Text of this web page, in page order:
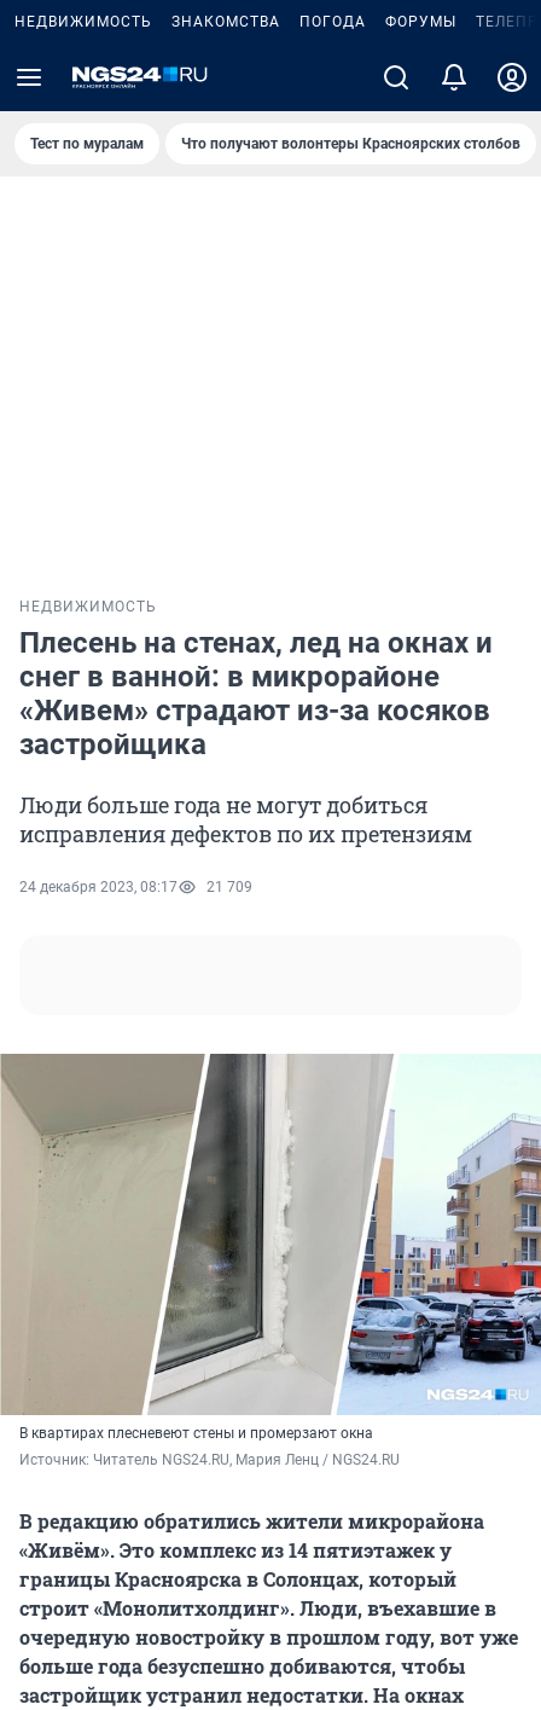
НЕДВИЖИМОСТЬ ЗНАКОМСТВА ПОГОДА ФОРУМЫ
Тест по мурaлaм Что получают волонтеры Красноярских столбов
НЕДВИЖИМОСТЬ
Плесень на стенах, лед на окнах и
снег в ванной: в микрорайоне
«Живем» страдают из-за косяков
застройщика
Люди больше года не могут добиться
исправления дефектов по их претензиям
24 декабря 2023, 08:17 21 709
В квартирах плесневеют стены и промерзают окна
Источник: Читатель NGS24.RU, Мария Ленц / NGS24.RU
В редакцию обратились жители микрорайона
«Живём». Это комплекс из 14 пятиэтажек у
границы Красноярска в Солонцах, который
строит «Монолитхолдинг». Люди, въехавшие в
очередную новостройку в прошлом году, вот уже
больше года безуспешно добиваются, чтобы
застройщик устранил недостатки. На окнах